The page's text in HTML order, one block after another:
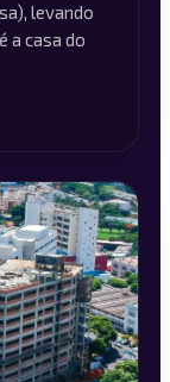
levando
a casa do